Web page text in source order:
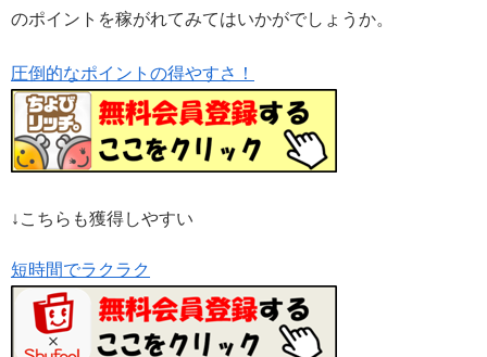
のポイントを稼がれてみてはいかがでしょうか。
圧倒的なポイントの得やすさ！
↓こちらも獲得しやすい
短時間でラクラク